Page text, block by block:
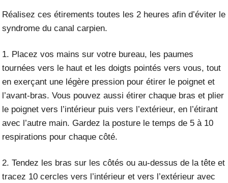
Réalisez ces étirements toutes les 2 heures afin d’éviter le
syndrome du canal carpien.
1. Placez vos mains sur votre bureau, les paumes
tournées vers le haut et les doigts pointés vers vous, tout
en exerçant une légère pression pour étirer le poignet et
l’avant-bras. Vous pouvez aussi étirer chaque bras et plier
le poignet vers l’intérieur puis vers l’extérieur, en l’étirant
avec l’autre main. Gardez la posture le temps de 5 à 10
respirations pour chaque côté.
2. Tendez les bras sur les côtés ou au-dessus de la tête et
tracez 10 cercles vers l’intérieur et vers l’extérieur avec